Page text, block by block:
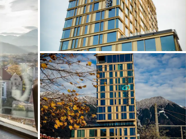
von Expedia